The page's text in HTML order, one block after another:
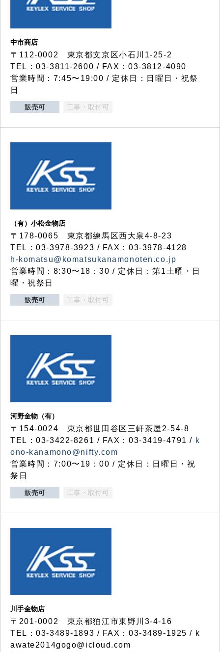
中市商店
〒112-0002 東京都文京区小石川1-25-2
TEL：03-3811-2600 / FAX：03-3812-4090
営業時間：7:45〜19:00 / 定休日：日曜日・祝祭
日
販売可 工事・取付可
（有）小松金物店
〒178-0065 東京都練馬区西大泉4-8-23
TEL：03-3978-3923 / FAX：03-3978-4128
h-komatsu@komatsukanamonoten.co.jp
営業時間：8:30〜18：30 / 定休日：第1土曜・日
曜・祝祭日
販売可 工事・取付可
河野金物（有）
〒154-0024 東京都世田谷区三軒茶屋2-54-8
TEL：03-3422-8261 / FAX：03-3419-4791 / k
ono-kanamono@nifty.com
営業時間：7:00〜19：00 / 定休日：日曜日・祝
祭日
販売可 工事・取付可
川手金物店
〒201-0002 東京都狛江市東野川3-4-16
TEL：03-3489-1893 / FAX：03-3489-1925 / k
awate2014gogo@icloud.com